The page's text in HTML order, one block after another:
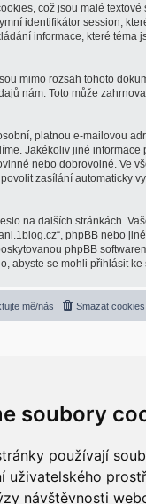
soubory
používají
uživatelského
návštěvnosti
což jsou malé textové
identifikátor session,
informace, které téma
mimo rozsah tohoto
nám. Toto může
platnou e-mailovou
Jakékoliv jiné informace
nebo dobrovolné. Ve
zasílání automaticky
na dalších stránkách.
phpBB nebo
phpBB
abyste se mohli přihlásit ke
Smazat cookies
mě/nás